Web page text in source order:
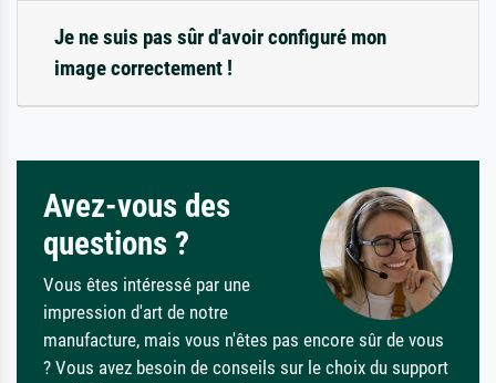
Je ne suis pas sûr d'avoir configuré mon
image correctement !
Avez-vous des
questions ?
Vous êtes intéressé par une
impression d'art de notre
manufacture, mais vous n'êtes pas encore sûr de vous
? Vous avez besoin de conseils sur le choix du support